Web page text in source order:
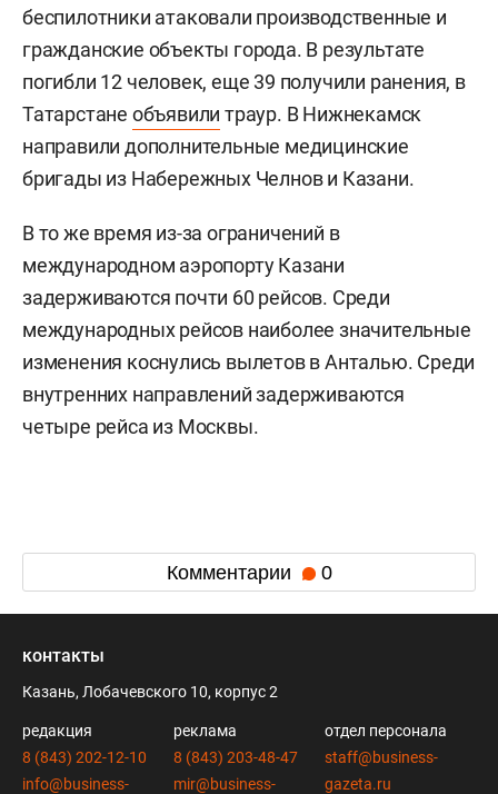
беспилотники атаковали производственные и
гражданские объекты города. В результате
погибли 12 человек, еще 39 получили ранения, в
Татарстане объявили траур. В Нижнекамск
направили дополнительные медицинские
бригады из Набережных Челнов и Казани.
В то же время из-за ограничений в
международном аэропорту Казани
задерживаются почти 60 рейсов. Среди
международных рейсов наиболее значительные
изменения коснулись вылетов в Анталью. Среди
внутренних направлений задерживаются
четыре рейса из Москвы.
Комментарии 0
контакты
Казань, Лобачевского 10, корпус 2
редакция
8 (843) 202-12-10
info@business-
реклама
8 (843) 203-48-47
mir@business-
отдел персонала
staff@business-
gazeta.ru